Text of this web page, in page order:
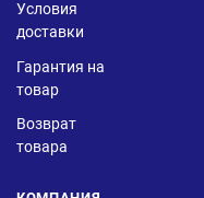
Условия
доставки
Гарантия на
товар
Возврат
товара